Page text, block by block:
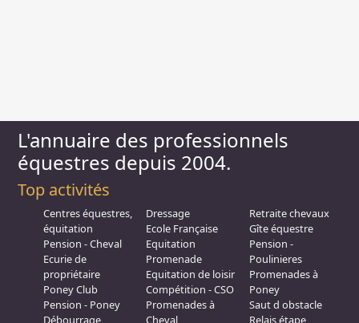
L'annuaire des professionnels
équestres depuis 2004.
Top activités
Centres équestres,
équitation
Pension - Cheval
Ecurie de
propriétaire
Poney Club
Pension - Poney
Débourrage
Dressage
Ecole Française
Equitation
Promenade
Equitation de loisir
Compétition - CSO
Promenades à
Cheval
Retraite chevaux
Gîte équestre
Pension -
Poulinieres
Promenades à
Poney
Saut d obstacle
Relais étape